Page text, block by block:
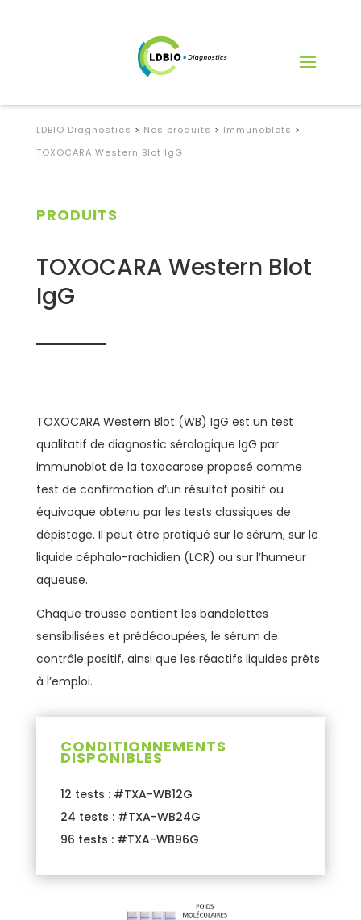
LDBIO Diagnostics > Nos produits > Immunoblots >
TOXOCARA Western Blot IgG
PRODUITS
TOXOCARA Western Blot
IgG
TOXOCARA Western Blot (WB) IgG est un test
qualitatif de diagnostic sérologique IgG par
immunoblot de la toxocarose proposé comme
test de confirmation d’un résultat positif ou
équivoque obtenu par les tests classiques de
dépistage. Il peut être pratiqué sur le sérum, sur le
liquide céphalo-rachidien (LCR) ou sur l’humeur
aqueuse.
Chaque trousse contient les bandelettes
sensibilisées et prédécoupées, le sérum de
contrôle positif, ainsi que les réactifs liquides prêts
à l’emploi.
CONDITIONNEMENTS
DISPONIBLES
12 tests : #TXA-WB12G
24 tests : #TXA-WB24G
96 tests : #TXA-WB96G